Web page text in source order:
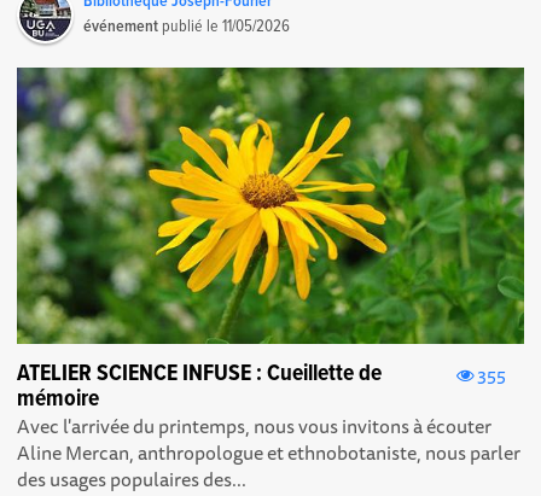
événement publié le11/05/2026
355
ATELIER SCIENCE INFUSE : Cueillette de
mémoire
Avec l'arrivée du printemps, nous vous invitons à écouter
Aline Mercan, anthropologue et ethnobotaniste, nous parler
des usages populaires des...